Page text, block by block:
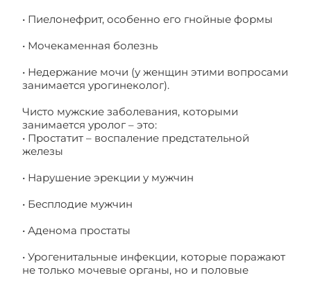
• Пиелонефрит, особенно его гнойные формы
• Мочекаменная болезнь
• Недержание мочи (у женщин этими вопросами
занимается урогинеколог).
Чисто мужские заболевания, которыми
занимается уролог – это:
• Простатит – воспаление предстательной
железы
• Нарушение эрекции у мужчин
• Бесплодие мужчин
• Аденома простаты
• Урогенитальные инфекции, которые поражают
не только мочевые органы, но и половые